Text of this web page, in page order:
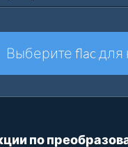
Выберите flac для
по